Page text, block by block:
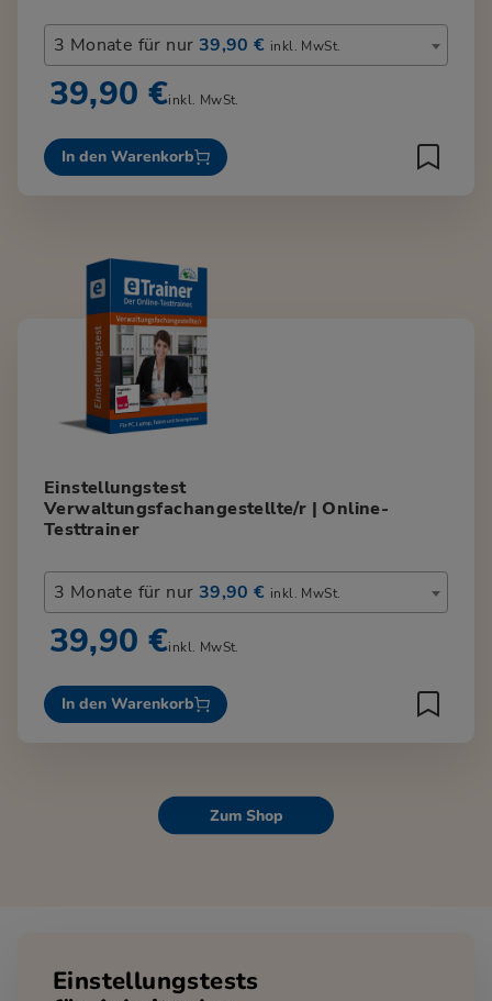
3 Monate für nur 39,90 € inkl. MwSt.
39,90 €inkl. MwSt.
In den Warenkorb
Einstellungstest
Verwaltungsfachangestellte/r | Online-
Testtrainer
3 Monate für nur 39,90 € inkl. MwSt.
39,90 €inkl. MwSt.
In den Warenkorb
Zum Shop
Einstellungstests